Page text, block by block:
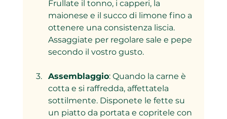
Frullate il tonno, i capperi, la
maionese e il succo di limone fino a
ottenere una consistenza liscia.
Assaggiate per regolare sale e pepe
secondo il vostro gusto.
Assemblaggio: Quando la carne è
cotta e si raffredda, affettatela
sottilmente. Disponete le fette su
un piatto da portata e copritele con